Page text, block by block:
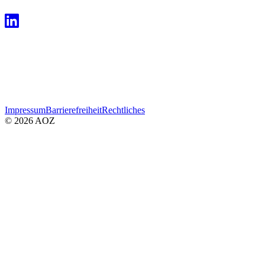
ImpressumBarrierefreiheitRechtliches
© 2026 AOZ